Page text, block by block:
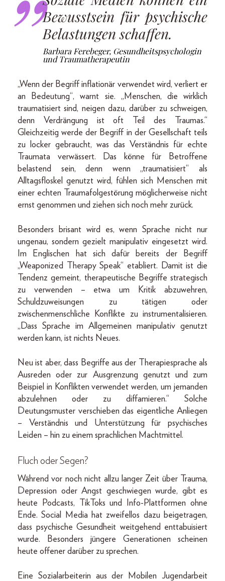
Bewusstsein für psychische
Belastungen schaffen.
Barbara Ferebeger, Gesundheitspsychologin
und Traumatherapeutin
„Wenn der Begriff inflationär verwendet wird, verliert er
an Bedeutung“, warnt sie. „Menschen, die wirklich
traumatisiert sind, neigen dazu, darüber zu schweigen,
denn Verdrängung ist oft Teil des Traumas.“
Gleichzeitig werde der Begriff in der Gesellschaft teils
zu locker gebraucht, was das Verständnis für echte
Traumata verwässert. Das könne für Betroffene
belastend sein, denn wenn „traumatisiert“ als
Alltagsfloskel genutzt wird, fühlen sich Menschen mit
einer echten Traumafolgestörung möglicherweise nicht
ernst genommen und ziehen sich noch mehr zurück.
Besonders brisant wird es, wenn Sprache nicht nur
ungenau, sondern gezielt manipulativ eingesetzt wird.
Im Englischen hat sich dafür bereits der Begriff
„Weaponized Therapy Speak“ etabliert. Damit ist die
Tendenz gemeint, therapeutische Begriffe strategisch
zu verwenden – etwa um Kritik abzuwehren,
Schuldzuweisungen zu tätigen oder
zwischenmenschliche Konflikte zu instrumentalisieren.
„Dass Sprache im Allgemeinen manipulativ genutzt
werden kann, ist nichts Neues.
Neu ist aber, dass Begriffe aus der Therapiesprache als
Ausreden oder zur Ausgrenzung genutzt und zum
Beispiel in Konflikten verwendet werden, um jemanden
abzulehnen oder zu diffamieren.“ Solche
Deutungsmuster verschieben das eigentliche Anliegen
– Verständnis und Unterstützung für psychisches
Leiden – hin zu einem sprachlichen Machtmittel.
Fluch oder Segen?
Während vor noch nicht allzu langer Zeit über Trauma,
Depression oder Angst geschwiegen wurde, gibt es
heute Podcasts, TikToks und Info-Plattformen ohne
Ende. Social Media hat zweifellos dazu beigetragen,
dass psychische Gesundheit weitgehend enttabuisiert
wurde. Besonders jüngere Generationen scheinen
heute offener darüber zu sprechen.
Eine Sozialarbeiterin aus der Mobilen Jugendarbeit